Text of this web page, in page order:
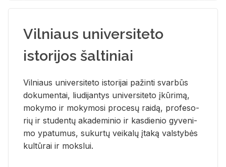
Vilniaus universiteto
istorijos šaltiniai
Vil­niaus uni­ver­si­te­to is­to­ri­jai pa­žin­ti svar­būs
do­ku­men­tai, liu­di­jan­tys uni­ver­si­te­to įkū­ri­mą,
mo­ky­mo ir mo­ky­mo­si pro­ce­sų rai­dą, pro­fe­so­
rių ir stu­den­tų aka­de­mi­nio ir kas­die­nio gy­ve­ni­
mo ypa­tu­mus, su­kur­tų vei­ka­lų įta­ką vals­ty­bės
kul­tū­rai ir moks­lui.